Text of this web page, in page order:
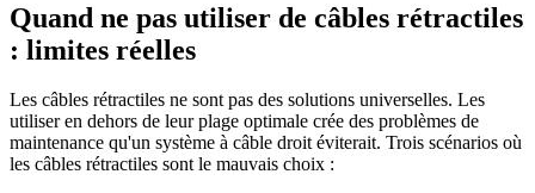
Quand ne pas utiliser de câbles rétractiles
: limites réelles
Les câbles rétractiles ne sont pas des solutions universelles. Les
utiliser en dehors de leur plage optimale crée des problèmes de
maintenance qu'un système à câble droit éviterait. Trois scénarios où
les câbles rétractiles sont le mauvais choix :